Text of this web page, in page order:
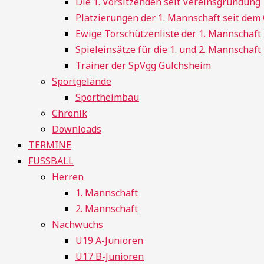
Platzierungen der 1. Mannschaft seit
Ewige Torschützenliste der 1. Mannschaft
Spieleinsätze für die 1. und 2. Mannschaft
Trainer der SpVgg Gülchsheim
Sportgelände
Sportheimbau
Chronik
Downloads
TERMINE
FUSSBALL
Herren
1. Mannschaft
2. Mannschaft
Nachwuchs
U19 A-Junioren
U17 B-Junioren